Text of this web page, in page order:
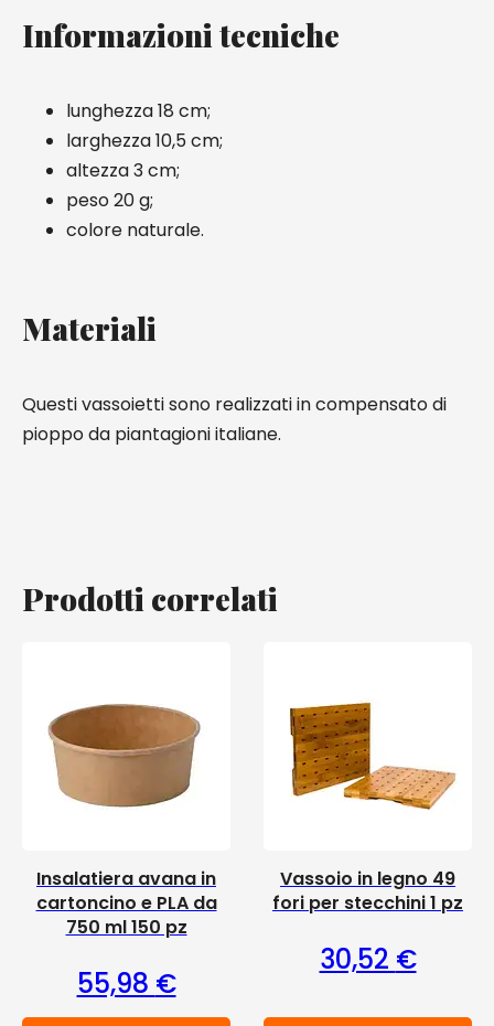
Informazioni tecniche
lunghezza 18 cm;
larghezza 10,5 cm;
altezza 3 cm;
peso 20 g;
colore naturale.
Materiali
Questi vassoietti sono realizzati in compensato di
pioppo da piantagioni italiane.
Prodotti correlati
Insalatiera avana in
cartoncino e PLA da
750 ml 150 pz
55,98 €
Vassoio in legno 49
fori per stecchini 1 pz
30,52 €